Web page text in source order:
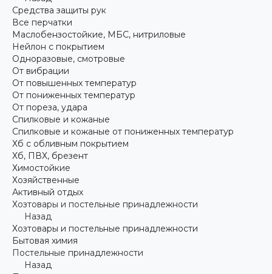
Средства защиты рук
Все перчатки
Маслобензостойкие, МБС, нитриловые
Нейлон с покрытием
Одноразовые, смотровые
От вибрации
От повышенных температур
От пониженных температур
От пореза, удара
Спилковые и кожаные
Спилковые и кожаные от пониженных температур
Хб с обливным покрытием
Хб, ПВХ, брезент
Химостойкие
Хозяйственные
Активный отдых
Хозтовары и постельные принадлежности
Назад
Хозтовары и постельные принадлежности
Бытовая химия
Постельные принадлежности
Назад